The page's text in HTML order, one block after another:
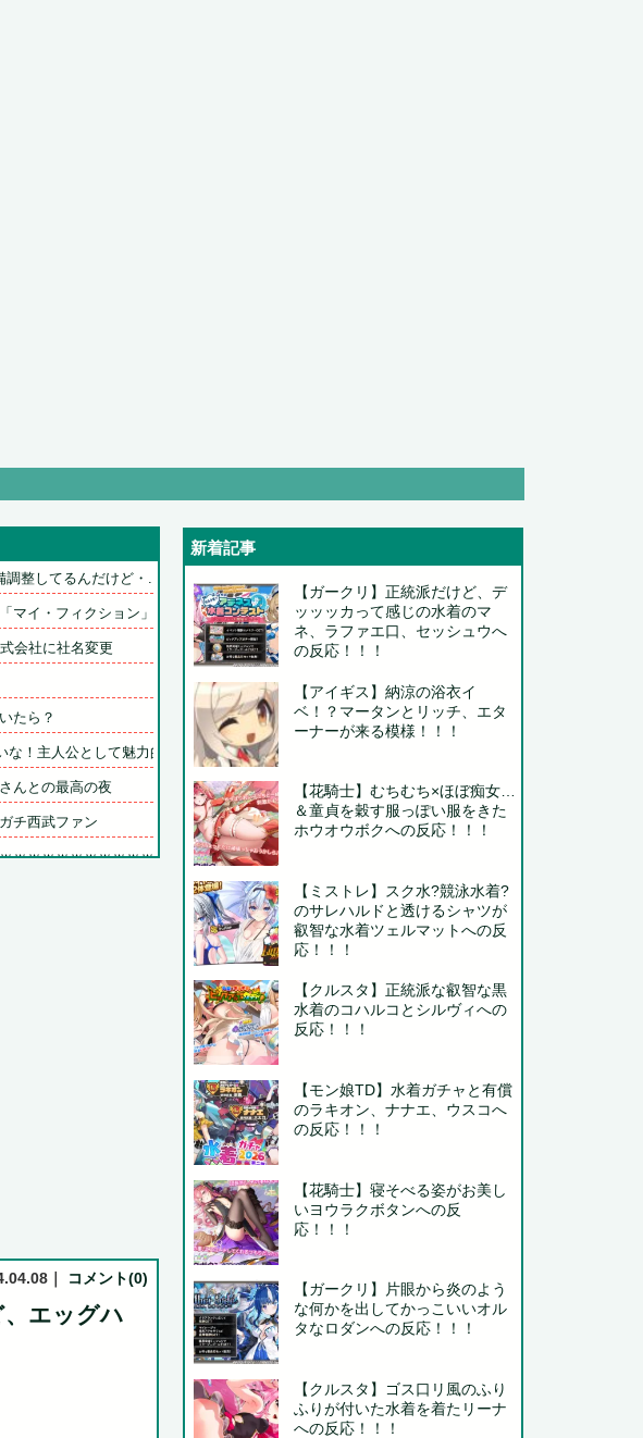
整してるんだけど・...
マイ・フィクション」イ...
会社に社名変更
たら？
な！主人公として魅力的...
んとの最高の夜
チ西武ファン
ｗｗｗｗｗｗｗｗｗｗｗ...
｜ コメント(0)
、エッグハ
新着記事
【ガークリ】正統派だけど、デ
ッッッカって感じの水着のマ
ネ、ラファエ口、セッシュウへ
の反応！！！
【アイギス】納涼の浴衣イ
ベ！？マータンとリッチ、エタ
ーナーが来る模様！！！
【花騎士】むちむち×ほぼ痴女…
＆童貞を穀す服っぽい服をきた
ホウオウボクへの反応！！！
【ミストレ】スク水?競泳水着?
のサレハルドと透けるシャツが
叡智な水着ツェルマットへの反
応！！！
【クルスタ】正統派な叡智な黒
水着のコハルコとシルヴィへの
反応！！！
【モン娘TD】水着ガチャと有償
のラキオン、ナナエ、ウスコへ
の反応！！！
【花騎士】寝そべる姿がお美し
いヨウラクボタンへの反
応！！！
【ガークリ】片眼から炎のよう
な何かを出してかっこいいオル
タなロダンへの反応！！！
【クルスタ】ゴス口リ風のふり
ふりが付いた水着を着たリーナ
への反応！！！